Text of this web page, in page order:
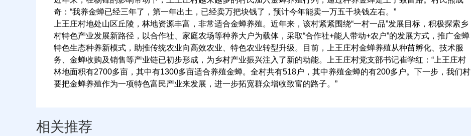
奇：“我养金蝉已经三年了，第一年出土，已经卖万把块钱了，预计今年能卖一万五千块钱左右。”
上王庄村地处山区丘陵，林地资源丰富，非常适合金蝉养殖。近年来，该村紧紧围绕“一村一品”发展目标，积极探索乡
村特色产业发展新路径，以合作社、家庭农场等种养大户为载体，采取“合作社+能人带动+农户”的发展方式，推广金蝉
特色生态种养新模式，助推传统农业向高效农业、特色农业转型升级。目前，上王庄村金蝉养殖从种苗孵化、技术服
务、金蝉收购及销售等产业链已初步形成，为乡村产业振兴注入了新的动能。上王庄村党支部书记崔学红：“上王庄村
林地面积有2700多亩，其中有1300多亩适合养殖金蝉。全村共有518户，其中养殖金蝉的有200多户。下一步，我们村
要把金蝉养殖作为一项特色富民产业来发展，进一步拓宽群众增收致富的路子。”
相关推荐